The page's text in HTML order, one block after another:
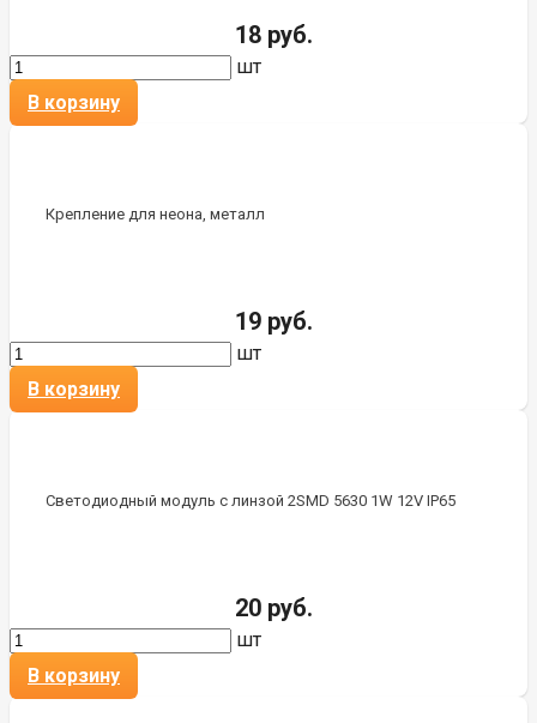
18 руб.
шт
В корзину
Крепление для неона, металл
19 руб.
шт
В корзину
Светодиодный модуль с линзой 2SMD 5630 1W 12V IP65
20 руб.
шт
В корзину